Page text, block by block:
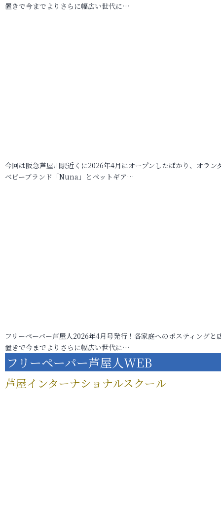
置きで今までよりさらに幅広い世代に…
今回は阪急芦屋川駅近くに2026年4月にオープンしたばかり、オラン
ベビーブランド「Nuna」とペットギア…
フリーペーパー芦屋人2026年4月号発行！各家庭へのポスティングと
置きで今までよりさらに幅広い世代に…
フリーペーパー芦屋人WEB
芦屋インターナショナルスクール